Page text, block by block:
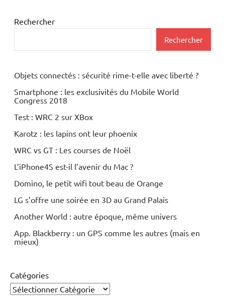
Hi-
Fi
Multimedia
Rechercher
Rechercher
Objets connectés : sécurité rime-t-elle avec liberté ?
Smartphone : les exclusivités du Mobile World
Congress 2018
Test : WRC 2 sur XBox
Karotz : les lapins ont leur phoenix
WRC vs GT : Les courses de Noël
L’iPhone4S est-il l’avenir du Mac ?
Domino, le petit wifi tout beau de Orange
LG s’offre une soirée en 3D au Grand Palais
Another World : autre époque, même univers
App. Blackberry : un GPS comme les autres (mais en
mieux)
Catégories